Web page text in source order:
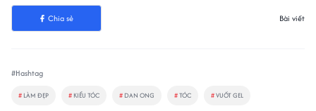
Chia sẻ Bài viết
#Hashtag
# LÀM ĐẸP # KIỂU TÓC # DAN ONG #TÓC #VUỐT GEL